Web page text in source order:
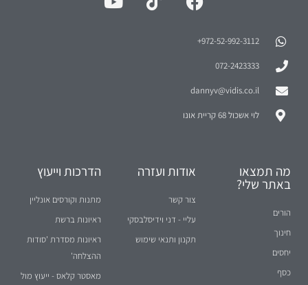
972-52-992-3112⁩+
072-2423333
dannyv@vidis.co.il
לוי אשכול 68 קריית אונו
מה תמצאו
באתר שלי?
הורים
חינוך
יחסים
כסף
אודות ועזרה
צור קשר
עליי - דני וידיסלבסקי
תקנון ותנאי שימוש
הדרכות וייעוץ
מתנות וקורסים אונליין
ראיונות ברשת
ראיונות מסדרת 'סודות
ההצלחה'
מאסטר קלאס - ייעוץ מול